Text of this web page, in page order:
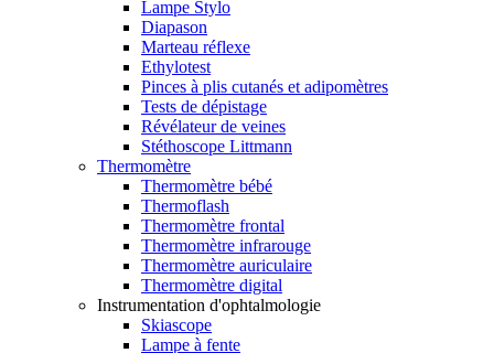
Lampe Stylo
Diapason
Marteau réflexe
Ethylotest
Pinces à plis cutanés et adipomètres
Tests de dépistage
Révélateur de veines
Stéthoscope Littmann
Thermomètre
Thermomètre bébé
Thermoflash
Thermomètre frontal
Thermomètre infrarouge
Thermomètre auriculaire
Thermomètre digital
Instrumentation d'ophtalmologie
Skiascope
Lampe à fente